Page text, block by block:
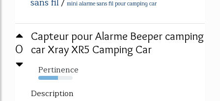
/ mini alarme sans fil pour camping car
0
Capteur pour Alarme Beeper camping
car Xray XR5 Camping Car
Pertinence
57%
Description